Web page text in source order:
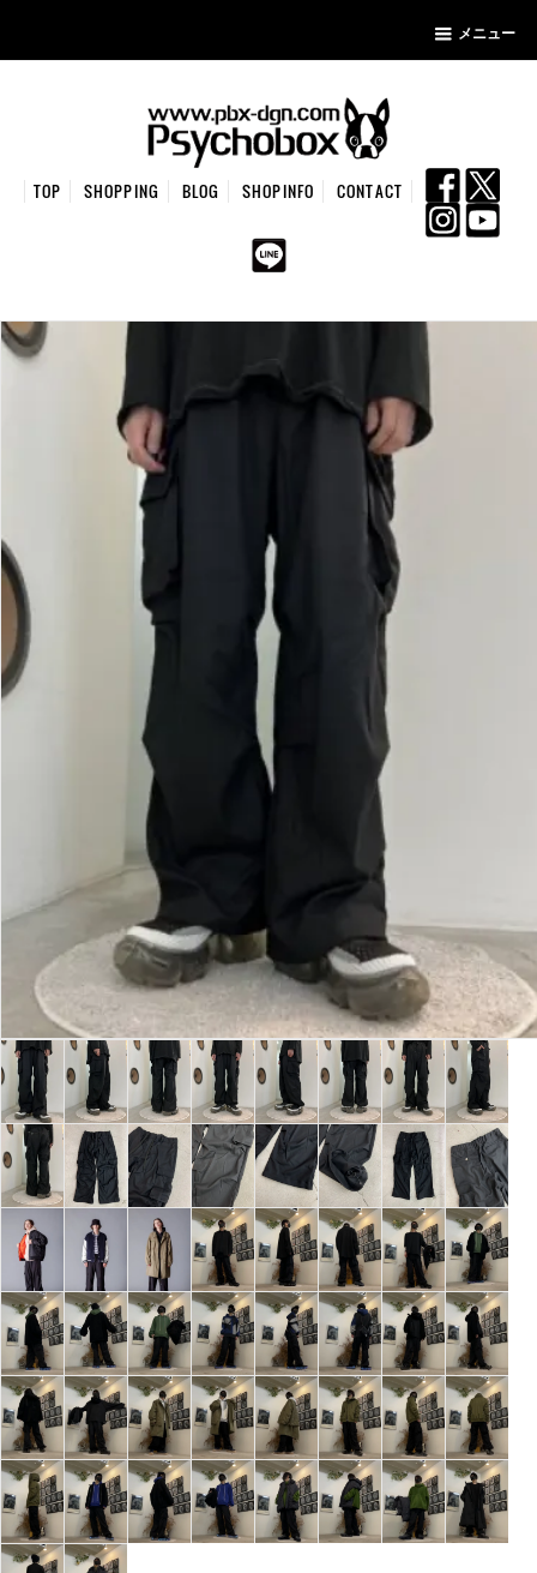
メニュー
TOP SHOPPING BLOG SHOPINFO CONTACT